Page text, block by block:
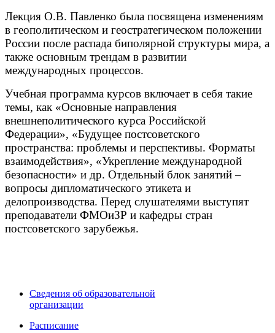
Лекция О.В. Павленко была посвящена изменениям
в геополитическом и геостратегическом положении
России после распада биполярной структуры мира, а
также основным трендам в развитии
международных процессов.
Учебная программа курсов включает в себя такие
темы, как «Основные направления
внешнеполитического курса Российской
Федерации», «Будущее постсоветского
пространства: проблемы и перспективы. Форматы
взаимодействия», «Укрепление международной
безопасности» и др. Отдельный блок занятий –
вопросы дипломатического этикета и
делопроизводства. Перед слушателями выступят
преподаватели ФМОиЗР и кафедры стран
постсоветского зарубежья.
Сведения об образовательной
организации
Расписание